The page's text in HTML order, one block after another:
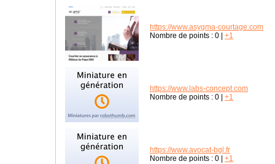
https://www.asygma-courtage.com
Nombre de points : 0 +1
https://www.labs-concept.com
Nombre de points : 0 +1
https://www.avocat-bgl.fr
Nombre de points : 0 +1